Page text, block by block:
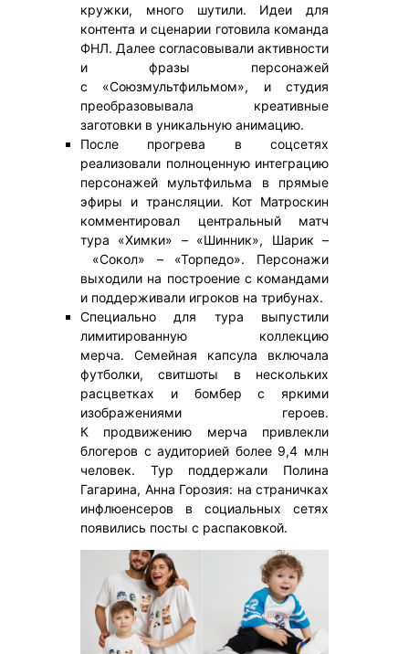
кружки, много шутили. Идеи для
контента и сценарии готовила команда
ФНЛ. Далее согласовывали активности
и фразы персонажей
с «Союзмультфильмом», и студия
преобразовывала креативные
заготовки в уникальную анимацию.
После прогрева в соцсетях
реализовали полноценную интеграцию
персонажей мультфильма в прямые
эфиры и трансляции. Кот Матроскин
комментировал центральный матч
тура «Химки» – «Шинник», Шарик –
«Сокол» – «Торпедо». Персонажи
выходили на построение с командами
и поддерживали игроков на трибунах.
Специально для тура выпустили
лимитированную коллекцию
мерча. Семейная капсула включала
футболки, свитшоты в нескольких
расцветках и бомбер с яркими
изображениями героев.
К продвижению мерча привлекли
блогеров с аудиторией более 9,4 млн
человек. Тур поддержали Полина
Гагарина, Анна Горозия: на страничках
инфлюенсеров в социальных сетях
появились посты с распаковкой.